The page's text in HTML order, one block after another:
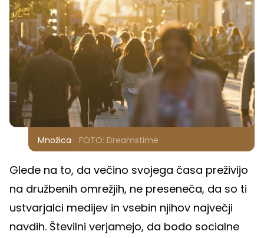
Množica FOTO: Dreamstime
Glede na to, da večino svojega časa preživijo
na družbenih omrežjih, ne preseneča, da so ti
ustvarjalci medijev in vsebin njihov največji
navdih. Številni verjamejo, da bodo socialne